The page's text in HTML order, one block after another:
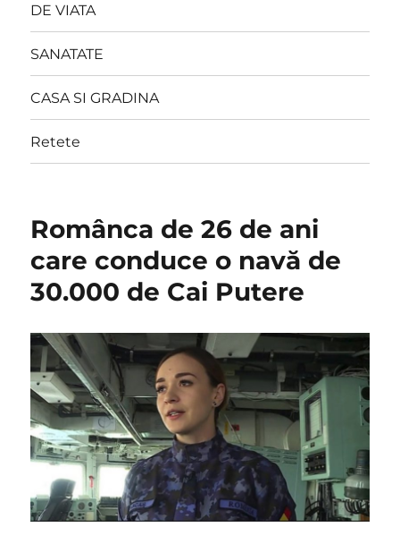
DE VIATA
SANATATE
CASA SI GRADINA
Retete
Românca de 26 de ani
care conduce o navă de
30.000 de Cai Putere